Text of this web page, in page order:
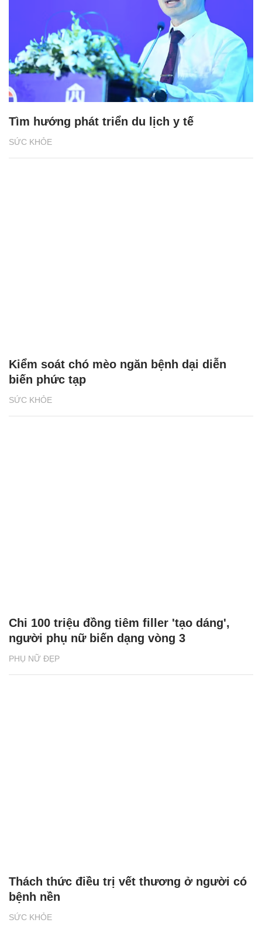
SỨC KHỎE
Tìm hướng phát triển du lịch y tế
SỨC KHỎE
Kiểm soát chó mèo ngăn bệnh dại diễn
biến phức tạp
PHỤ NỮ ĐẸP
Chi 100 triệu đồng tiêm filler 'tạo dáng',
người phụ nữ biến dạng vòng 3
SỨC KHỎE
Thách thức điều trị vết thương ở người có
bệnh nền